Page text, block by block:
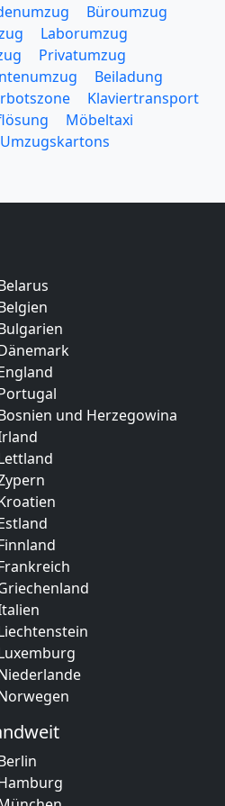
Büroumzug
Laborumzug
Privatumzug
Beiladung
Klaviertransport
Möbeltaxi
Umzugskartons
und Herzegowina